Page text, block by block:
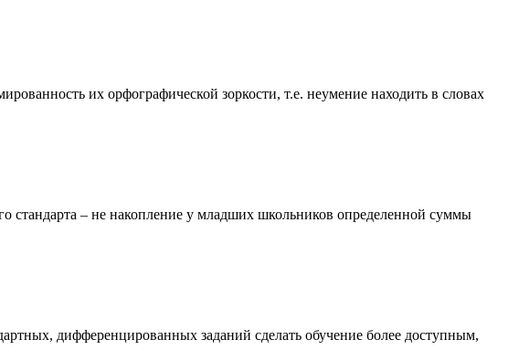
их орфографической зоркости, т.е. неумение находить в словах
стандарта – не накопление у младших школьников определенной суммы
дифференцированных заданий сделать обучение более доступным,